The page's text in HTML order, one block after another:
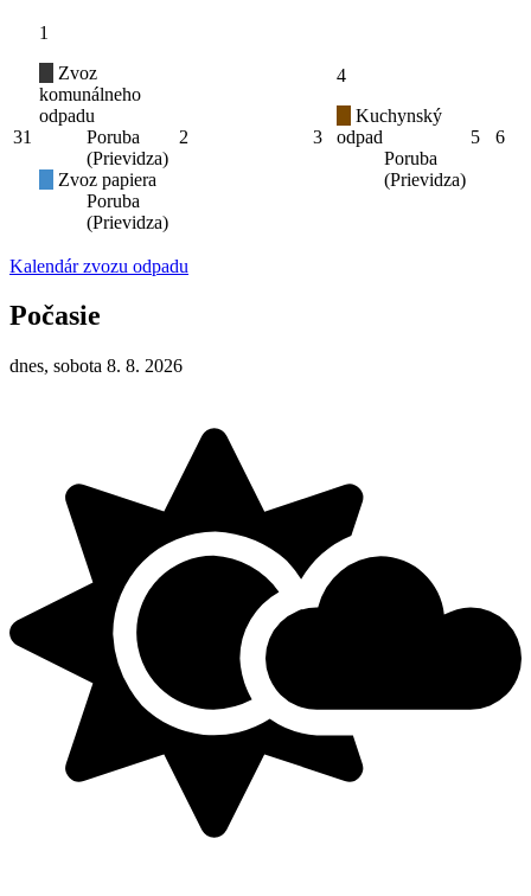
31
1
Zvoz
komunálneho
odpadu
Poruba
(Prievidza)
Zvoz papiera
Poruba
(Prievidza)
2 3
4
Kuchynský
odpad
Poruba
(Prievidza)
5 6
Kalendár zvozu odpadu
Počasie
dnes, sobota 8. 8. 2026